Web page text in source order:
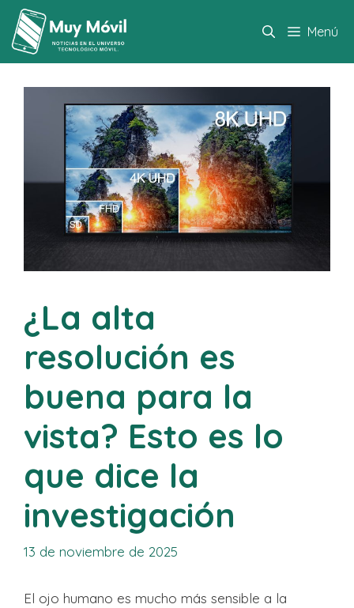
Saltar
contenido
Menú
¿La alta
resolución es
buena para la
vista? Esto es lo
que dice la
investigación
13 de noviembre de 2025
El ojo humano es mucho más sensible a la